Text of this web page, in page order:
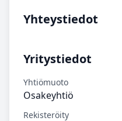
Yhteystiedot
Yritystiedot
Yhtiömuoto
Osakeyhtiö
Rekisteröity